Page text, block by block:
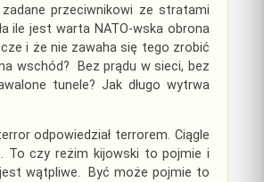
przeciwnikowi ze stratami
ile jest warta NATO-wska obrona
i że nie zawaha się tego zrobić
wschód? Bez prądu w sieci, bez
tunele? Jak długo wytrwa
odpowiedział terrorem. Ciągle
To czy reżim kijowski to pojmie i
wątpliwe. Być może pojmie to